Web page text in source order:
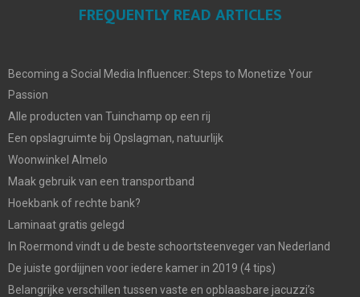
FREQUENTLY READ ARTICLES
Becoming a Social Media Influencer: Steps to Monetize Your
Passion
Alle producten van Tuinchamp op een rij
Een opslagruimte bij Opslagman, natuurlijk
Woonwinkel Almelo
Maak gebruik van een transportband
Hoekbank of rechte bank?
Laminaat gratis gelegd
In Roermond vindt u de beste schoortsteenveger van Nederland
De juiste gordijjnen voor iedere kamer in 2019 (4 tips)
Belangrijke verschillen tussen vaste en opblaasbare jacuzzi’s